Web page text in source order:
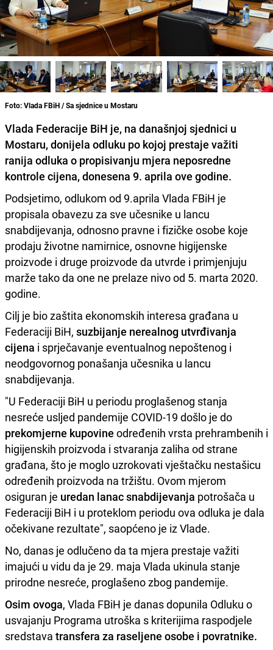
Foto: Vlada FBiH / Sa sjednice u Mostaru
Vlada Federacije BiH je, na današnjoj sjednici u
Mostaru, donijela odluku po kojoj prestaje važiti
ranija odluka o propisivanju mjera neposredne
kontrole cijena, donesena 9. aprila ove godine.
Podsjetimo, odlukom od 9.aprila Vlada FBiH je
propisala obavezu za sve učesnike u lancu
snabdijevanja, odnosno pravne i fizičke osobe koje
prodaju životne namirnice, osnovne higijenske
proizvode i druge proizvode da utvrde i primjenjuju
marže tako da one ne prelaze nivo od 5. marta 2020.
godine.
Cilj je bio zaštita ekonomskih interesa građana u
Federaciji BiH, suzbijanje nerealnog utvrđivanja
cijena i sprječavanje eventualnog nepoštenog i
neodgovornog ponašanja učesnika u lancu
snabdijevanja.
"U Federaciji BiH u periodu proglašenog stanja
nesreće usljed pandemije COVID-19 došlo je do
prekomjerne kupovine određenih vrsta prehrambenih i
higijenskih proizvoda i stvaranja zaliha od strane
građana, što je moglo uzrokovati vještačku nestašicu
određenih proizvoda na tržištu. Ovom mjerom
osiguran je uredan lanac snabdijevanja potrošača u
Federaciji BiH i u proteklom periodu ova odluka je dala
očekivane rezultate", saopćeno je iz Vlade.
No, danas je odlučeno da ta mjera prestaje važiti
imajući u vidu da je 29. maja Vlada ukinula stanje
prirodne nesreće, proglašeno zbog pandemije.
Osim ovoga, Vlada FBiH je danas dopunila Odluku o
usvajanju Programa utroška s kriterijima raspodjele
sredstava transfera za raseljene osobe i povratnike.